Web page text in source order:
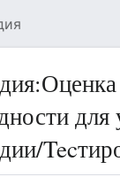
:Оценка
для